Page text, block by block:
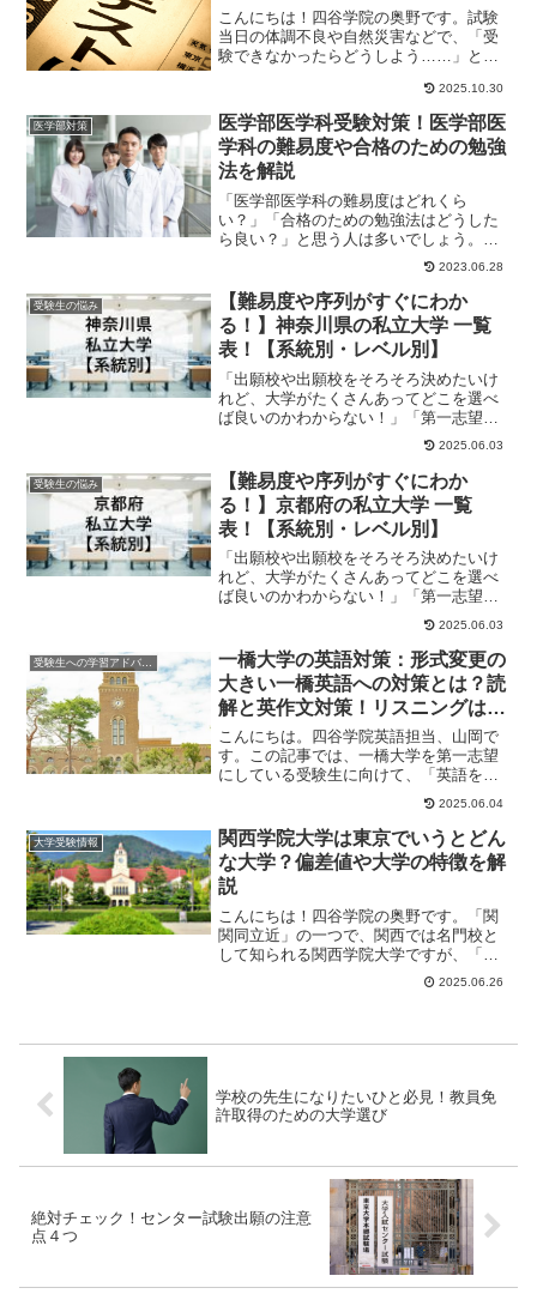
しく解説！
こんにちは！四谷学院の奥野です。試験
当日の体調不良や自然災害などで、「受
験できなかったらどうしよう……」と不
2025.10.30
医学部対策
医学部医学科受験対策！医学部医
学科の難易度や合格のための勉強
法を解説
「医学部医学科の難易度はどれくら
い？」「合格のための勉強法はどうした
ら良い？」と思う人は多いでしょう。医
学部医学科は、特に国立大学は人気があ
2023.06.28
受験生の悩み
【難易度や序列がすぐにわか
る！】神奈川県の私立大学 一覧
表！【系統別・レベル別】
「出願校や出願校をそろそろ決めたいけ
れど、大学がたくさんあってどこを選べ
ば良いのかわからない！」「第一志望は
決まった！でも、併願先はどこにすれば
2025.06.03
受験生の悩み
【難易度や序列がすぐにわか
る！】京都府の私立大学 一覧
表！【系統別・レベル別】
「出願校や出願校をそろそろ決めたいけ
れど、大学がたくさんあってどこを選べ
ば良いのかわからない！」「第一志望は
決まった！でも、併願先はどこにすれば
2025.06.03
受験生への学習アドバイス
一橋大学の英語対策：形式変更の
大きい一橋英語への対策とは？読
解と英作文対策！リスニングはな
くなる？
こんにちは。四谷学院英語担当、山岡で
す。この記事では、一橋大学を第一志望
にしている受験生に向けて、「英語をど
う対策していけばいいか？」といった疑
2025.06.04
大学受験情報
関西学院大学は東京でいうとどん
な大学？偏差値や大学の特徴を解
説
こんにちは！四谷学院の奥野です。「関
関同立近」の一つで、関西では名門校と
して知られる関西学院大学ですが、「東
京でいうとどのレベル？」と考える方も
2025.06.26
学校の先生になりたいひと必見！教員免
許取得のための大学選び
絶対チェック！センター試験出願の注意
点４つ